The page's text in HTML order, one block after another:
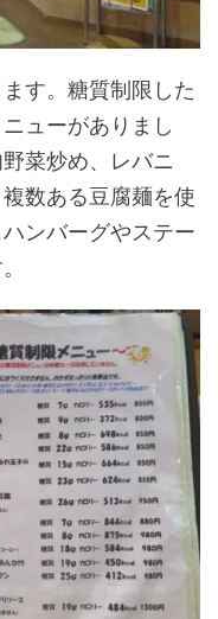
す。糖質制限した
ューがありまし
菜炒め、レバニ
数ある豆腐麺を使
ンバーグやステー